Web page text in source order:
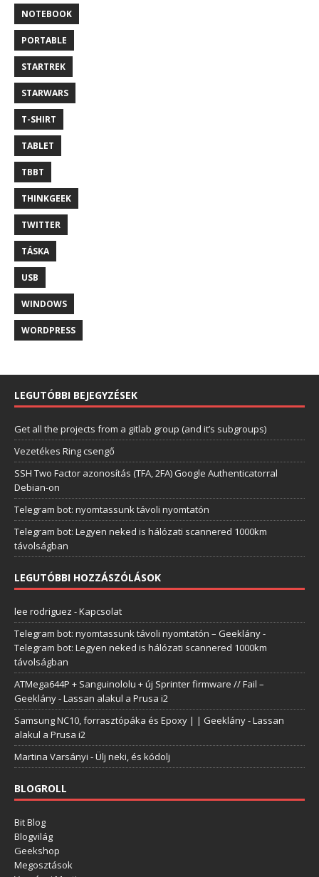
NOTEBOOK
PORTABLE
STARTREK
STARWARS
T-SHIRT
TABLET
TBBT
THINKGEEK
TWITTER
TÁSKA
USB
WINDOWS
WORDPRESS
LEGUTÓBBI BEJEGYZÉSEK
Get all the projects from a gitlab group (and it’s subgroups)
Vezetékes Ring csengő
SSH Two Factor azonosítás (TFA, 2FA) Google Authenticatorral
Debian-on
Telegram bot: nyomtassunk távoli nyomtatón
Telegram bot: Legyen neked is hálózati scannered 1000km
távolságban
LEGUTÓBBI HOZZÁSZÓLÁSOK
lee rodriguez -Kapcsolat
Telegram bot: nyomtassunk távoli nyomtatón – Geeklány-
Telegram bot: Legyen neked is hálózati scannered 1000km
távolságban
ATMega644P + Sanguinololu + új Sprinter firmware // Fail –
Geeklány-Lassan alakul a Prusa i2
Samsung NC10, forrasztópáka és Epoxy | | Geeklány-Lassan
alakul a Prusa i2
Martina Varsányi -Ülj neki, és kódolj
BLOGROLL
Bit Blog
Blogvilág
Geekshop
Megosztások